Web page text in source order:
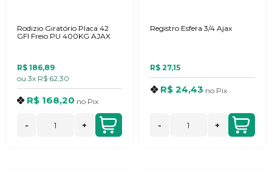
Rodizio Giratório Placa 42
GFI Freio PU 400KG AJAX
R$ 186,89
ou 3x R$ 62,30
R$ 168,20 no Pix
- +
Registro Esfera 3/4 Ajax
R$ 27,15
R$ 24,43 no Pix
- +